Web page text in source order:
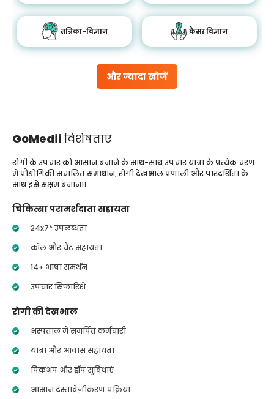
और ज्यादा खोजें
तंत्रिका-विज्ञान कैंसर विज्ञान
GoMediiविशेषताएं
रोगी के उपचार को आसान बनाने के साथ-साथ उपचार यात्रा के प्रत्येक चरण
में प्रौद्योगिकी संचालित समाधान, रोगी देखभाल प्रणाली और पारदर्शिता के
साथ इसे सक्षम बनाना।
चिकित्सा परामर्शदाता सहायता
24x7* उपलब्धता
कॉल और चैट सहायता
14+ भाषा समर्थन
उपचार सिफारिशें
रोगी की देखभाल
अस्पताल में समर्पित कर्मचारी
यात्रा और आवास सहायता
पिकअप और ड्रॉप सुविधाएं
आसान दस्तावेज़ीकरण प्रक्रिया